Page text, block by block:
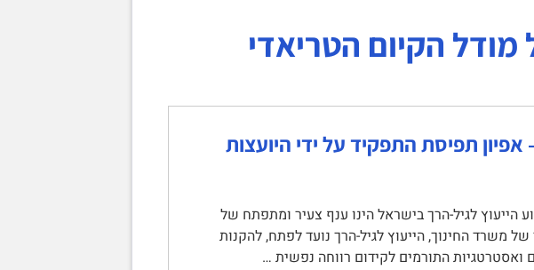
הקיום הטריאדי
אפיון תפיסת התפקיד על ידי היועצות
הייעוץ לגיל-הרך בישראל הינו ענף צעיר ומתפתח של
של משרד החינוך, הייעוץ לגיל-הרך נועד לפתח, להקנות
ואסטרטגיות התורמים לקידום רווחה נפשית …